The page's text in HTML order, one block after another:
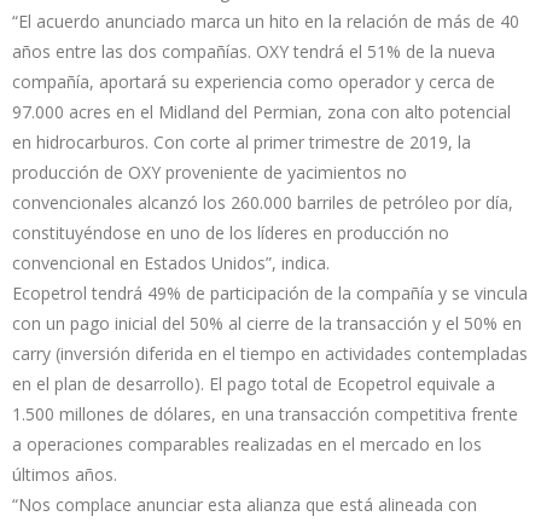
“El acuerdo anunciado marca un hito en la relación de más de 40
años entre las dos compañías. OXY tendrá el 51% de la nueva
compañía, aportará su experiencia como operador y cerca de
97.000 acres en el Midland del Permian, zona con alto potencial
en hidrocarburos. Con corte al primer trimestre de 2019, la
producción de OXY proveniente de yacimientos no
convencionales alcanzó los 260.000 barriles de petróleo por día,
constituyéndose en uno de los líderes en producción no
convencional en Estados Unidos”, indica.
Ecopetrol tendrá 49% de participación de la compañía y se vincula
con un pago inicial del 50% al cierre de la transacción y el 50% en
carry (inversión diferida en el tiempo en actividades contempladas
en el plan de desarrollo). El pago total de Ecopetrol equivale a
1.500 millones de dólares, en una transacción competitiva frente
a operaciones comparables realizadas en el mercado en los
últimos años.
“Nos complace anunciar esta alianza que está alineada con